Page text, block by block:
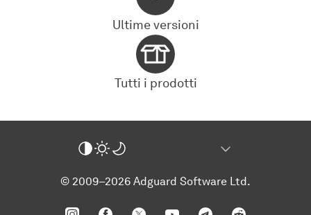
Ultime versioni
Tutti i prodotti
© 2009–2026 Adguard Software Ltd.